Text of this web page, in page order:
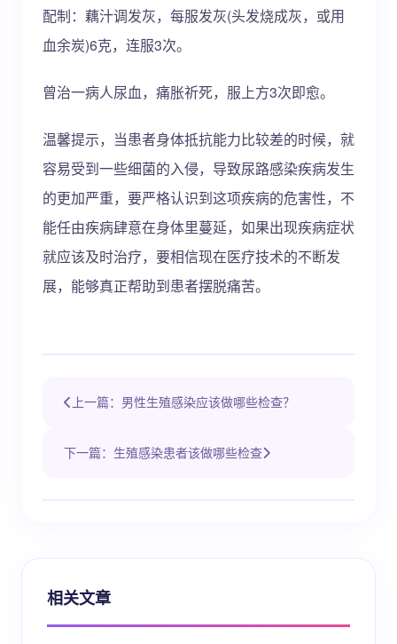
配制：藕汁调发灰，每服发灰(头发烧成灰，或用
血余炭)6克，连服3次。
曾治一病人尿血，痛胀祈死，服上方3次即愈。
温馨提示，当患者身体抵抗能力比较差的时候，就
容易受到一些细菌的入侵，导致尿路感染疾病发生
的更加严重，要严格认识到这项疾病的危害性，不
能任由疾病肆意在身体里蔓延，如果出现疾病症状
就应该及时治疗，要相信现在医疗技术的不断发
展，能够真正帮助到患者摆脱痛苦。
上一篇：男性生殖感染应该做哪些检查？
下一篇：生殖感染患者该做哪些检查
相关文章